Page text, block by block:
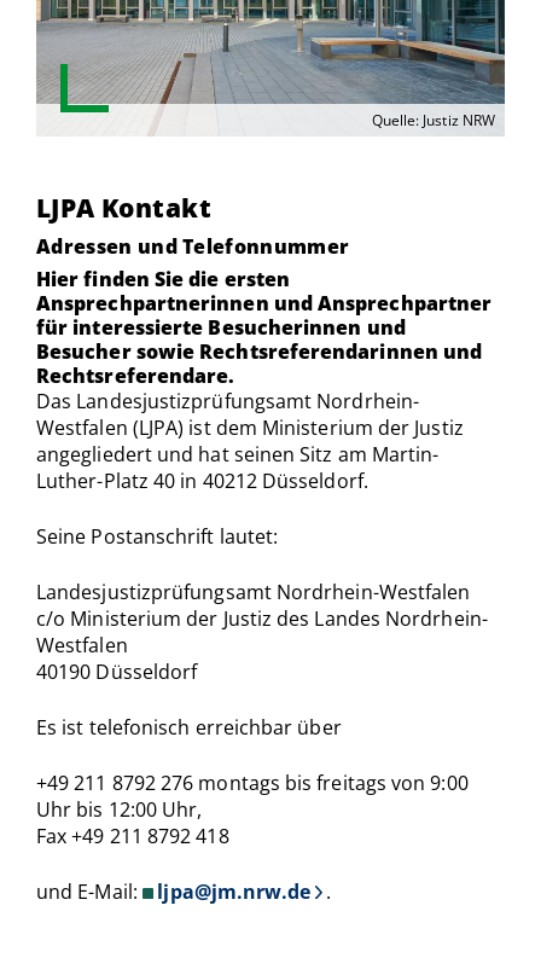
Quelle: Justiz NRW
LJPA Kontakt
Adressen und Telefonnummer
Hier finden Sie die ersten
Ansprechpartnerinnen und Ansprechpartner
für interessierte Besucherinnen und
Besucher sowie Rechtsreferendarinnen und
Rechtsreferendare.
Das Landesjustizprüfungsamt Nordrhein-
Westfalen (LJPA) ist dem Ministerium der Justiz
angegliedert und hat seinen Sitz am Martin-
Luther-Platz 40 in 40212 Düsseldorf.
Seine Postanschrift lautet:
Landesjustizprüfungsamt Nordrhein-Westfalen
c/o Ministerium der Justiz des Landes Nordrhein-
Westfalen
40190 Düsseldorf
Es ist telefonisch erreichbar über
+49 211 8792 276 montags bis freitags von 9:00
Uhr bis 12:00 Uhr,
Fax +49 211 8792 418
und E-Mail: ljpa@jm.nrw.de .